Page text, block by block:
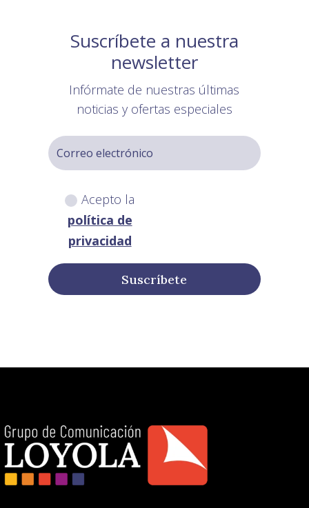
Suscríbete a nuestra
newsletter
Infórmate de nuestras últimas
noticias y ofertas especiales
Acepto la
política de
privacidad
Suscríbete